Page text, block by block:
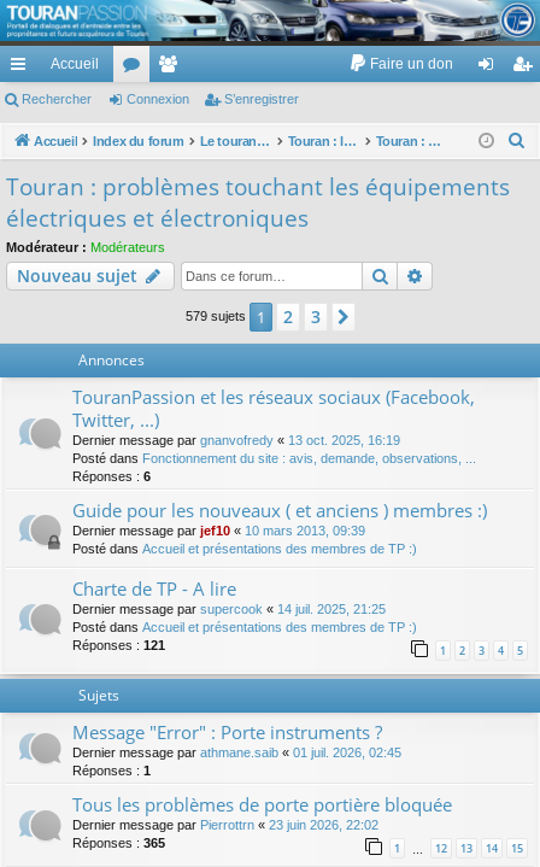
TouranPassion
Le forum des propriétaires ou futurs acquéreurs du Volkswagen Touran
cc
ès
pi
de
Accueil
or
u
e
m
es
Faire un don
ne nr
Rechercher Connexion S’enregistrer
Accueil Index du forum Le touran dans ses versions I (V1 V2 V3) et II ... Touran : les équipements électriques et électroniques Touran : problèmes touchant les équipements électriques et électroniques
r
Touran : problèmes touchant les équipements
électriques et électroniques
Modérateur : Modérateurs
Nouveau sujet Rechercher
579 sujets 1 2 3
Annonces
TouranPassion et les réseaux sociaux (Facebook,
Twitter, ...)
Dernier message par gnanvofredy « 13 oct. 2025, 16:19
Posté dans Fonctionnement du site : avis, demande, observations, ...
Réponses : 6
Guide pour les nouveaux ( et anciens ) membres :)
Dernier message par jef10 « 10 mars 2013, 09:39
Posté dans Accueil et présentations des membres de TP :)
Charte de TP - A lire
Dernier message par supercook « 14 juil. 2025, 21:25
Posté dans Accueil et présentations des membres de TP :)
Réponses : 121 1 2 3 4 5
Sujets
Message "Error" : Porte instruments ?
Dernier message par athmane.saib « 01 juil. 2026, 02:45
Réponses : 1
Tous les problèmes de porte portière bloquée
Dernier message par Pierrottrn « 23 juin 2026, 22:02
Réponses : 365 1 … 12 13 14 15